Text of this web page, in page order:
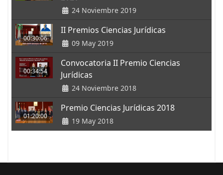
24 Noviembre 2019
00:30:06
II Premios Ciencias Jurídicas
09 May 2019
00:34:54
Convocatoria II Premio Ciencias
Jurídicas
24 Noviembre 2018
01:20:00
Premio Ciencias Jurídicas 2018
19 May 2018